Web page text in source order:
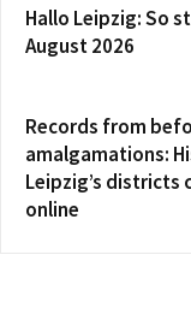
Hallo Leipzig: So
August 2026
Records from
amalgamations:
Leipzig’s districts
online